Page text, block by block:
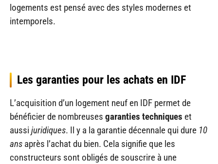
logements est pensé avec des styles modernes et
intemporels.
Les garanties pour les achats en IDF
L’acquisition d’un logement neuf en IDF permet de
bénéficier de nombreuses garanties techniques et
aussi juridiques. Il y a la garantie décennale qui dure 10
ans après l’achat du bien. Cela signifie que les
constructeurs sont obligés de souscrire à une